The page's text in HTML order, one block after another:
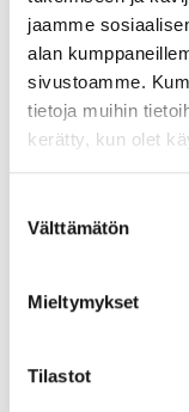
jaamme
alan
sivustoamme.
tietoja muihin
kerätty, kun olet
valinta
Välttämätön
Mieltymykset
Tilastot
PAHOITTELUT,